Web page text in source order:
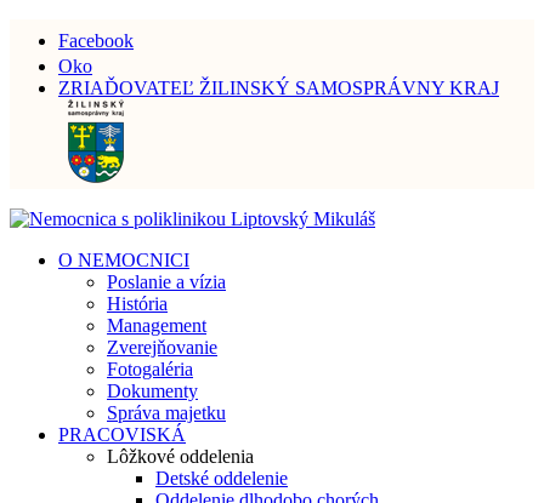
Facebook
Oko
ZRIAĎOVATEĽ ŽILINSKÝ SAMOSPRÁVNY KRAJ
O NEMOCNICI
Poslanie a vízia
História
Management
Zverejňovanie
Fotogaléria
Dokumenty
Správa majetku
PRACOVISKÁ
Lôžkové oddelenia
Detské oddelenie